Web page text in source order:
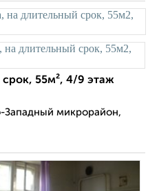
срок, 55м², 4/9 этаж
микрорайон,